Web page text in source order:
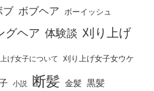
ブ ボブヘア ボーイッシュ
グヘア 体験談 刈り上げ
げ女子について 刈り上げ女子女ウケ
小説 断髪 金髪 黒髪